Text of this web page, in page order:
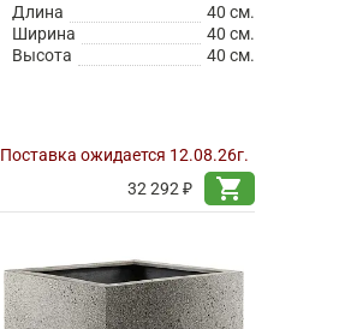
Длина
40 см.
Ширина
40 см.
Высота
40 см.
Поставка ожидается 12.08.26г.
32 292 ₽
shopping_cart